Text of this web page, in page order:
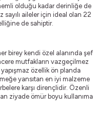
olduğu kadar derinliğe de
aileler için ideal olan 22
de sahiptir.
birey kendi özel alanında şef
mutfakların vazgeçilmez
özellik ön planda
yansıtan en iyi malzeme
karşı dirençlidir. Özenli
ziyade ömür boyu kullanıma